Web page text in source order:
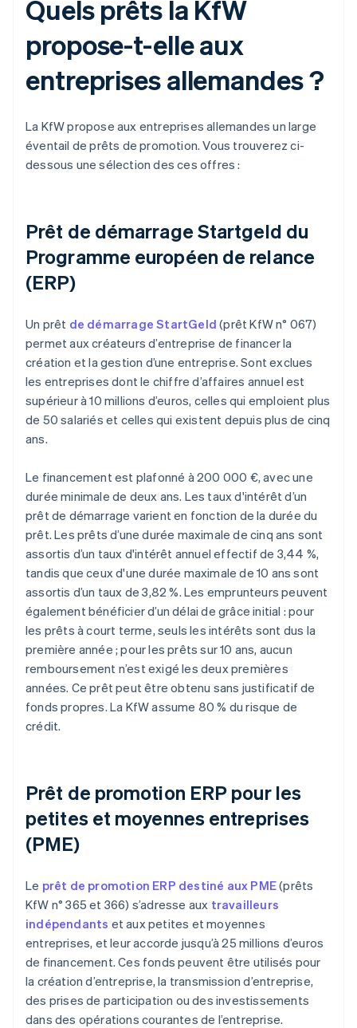
Quels prêts la KfW
propose-t-elle aux
entreprises allemandes ?
La KfW propose aux entreprises allemandes un large
éventail de prêts de promotion. Vous trouverez ci-
dessous une sélection des ces offres :
Prêt de démarrage Startgeld du
Programme européen de relance
(ERP)
Un prêt de démarrage StartGeld (prêt KfW n° 067)
permet aux créateurs d’entreprise de financer la
création et la gestion d’une entreprise. Sont exclues
les entreprises dont le chiffre d’affaires annuel est
supérieur à 10 millions d’euros, celles qui emploient plus
de 50 salariés et celles qui existent depuis plus de cinq
ans.
Le financement est plafonné à 200 000 €, avec une
durée minimale de deux ans. Les taux d'intérêt d’un
prêt de démarrage varient en fonction de la durée du
prêt. Les prêts d’une durée maximale de cinq ans sont
assortis d’un taux d'intérêt annuel effectif de 3,44 %,
tandis que ceux d'une durée maximale de 10 ans sont
assortis d’un taux de 3,82 %. Les emprunteurs peuvent
également bénéficier d’un délai de grâce initial : pour
les prêts à court terme, seuls les intérêts sont dus la
première année ; pour les prêts sur 10 ans, aucun
remboursement n’est exigé les deux premières
années. Ce prêt peut être obtenu sans justificatif de
fonds propres. La KfW assume 80 % du risque de
crédit.
Prêt de promotion ERP pour les
petites et moyennes entreprises
(PME)
Le prêt de promotion ERP destiné aux PME(prêts
KfW n° 365 et 366) s’adresse aux travailleurs
indépendants et aux petites et moyennes
entreprises, et leur accorde jusqu’à 25 millions d’euros
de financement. Ces fonds peuvent être utilisés pour
la création d’entreprise, la transmission d’entreprise,
des prises de participation ou des investissements
dans des opérations courantes de l’entreprise.